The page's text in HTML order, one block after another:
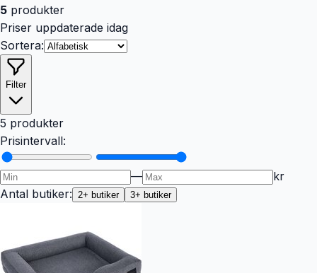
5 produkter
Priser uppdaterade idag
Sortera:
Filter
5 produkter
Prisintervall:
—
kr
Antal butiker: 2+ butiker 3+ butiker